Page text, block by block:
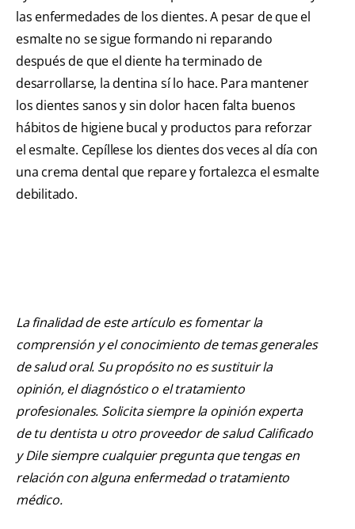
las enfermedades de los dientes. A pesar de que el
esmalte no se sigue formando ni reparando
después de que el diente ha terminado de
desarrollarse, la dentina sí lo hace. Para mantener
los dientes sanos y sin dolor hacen falta buenos
hábitos de higiene bucal y productos para reforzar
el esmalte. Cepíllese los dientes dos veces al día con
una crema dental que repare y fortalezca el esmalte
debilitado.
La finalidad de este artículo es fomentar la
comprensión y el conocimiento de temas generales
de salud oral. Su propósito no es sustituir la
opinión, el diagnóstico o el tratamiento
profesionales. Solicita siempre la opinión experta
de tu dentista u otro proveedor de salud Calificado
y Dile siempre cualquier pregunta que tengas en
relación con alguna enfermedad o tratamiento
médico.